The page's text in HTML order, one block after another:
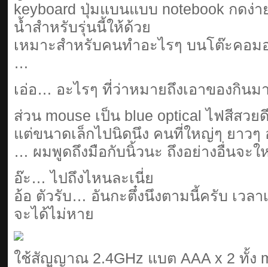
keyboard ปุ่มแบนแบบ notebook กด
น้ำสำหรับรุ่นนี้ให้ด้วย
เหมาะสำหรับคนทำอะไรๆ บนโต๊ะคอ
…
เอ่อ… อะไรๆ ที่ว่าหมายถึงเอาของกินม
ส่วน mouse เป็น blue optical ไฟสีสวย
แต่ขนาดเล็กไปนิดนึง คนที่ใหญ่ๆ ยาวๆ
… ผมพูดถึงมือกับนิ้วนะ ถึงอย่างอื่นจะ
อ๊ะ… ไปถึงไหนละเนี่ย
อ้อ ตัวรับ… อันกะตึ๋งนึงตามนี้ครับ เวลา
จะได้ไม่หาย
ใช้สัญญาณ 2.4GHz แบต AAA x 2 ทั้ง